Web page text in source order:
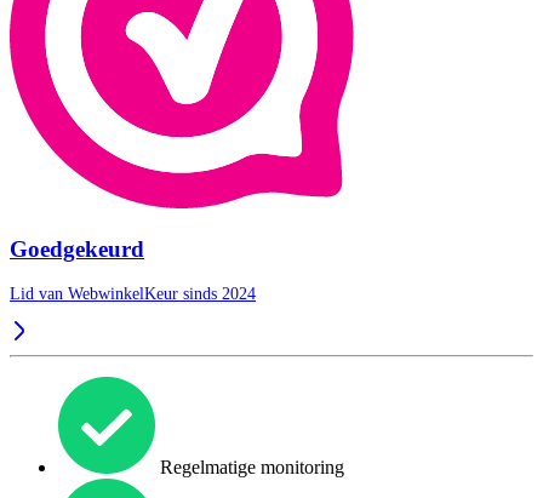
Goedgekeurd
Lid van WebwinkelKeur sinds 2024
Regelmatige monitoring